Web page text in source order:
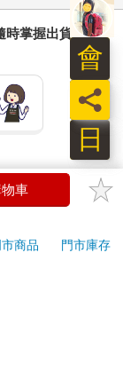
時掌握出貨動
要求您前往
！
全新狀態**
日
員
會